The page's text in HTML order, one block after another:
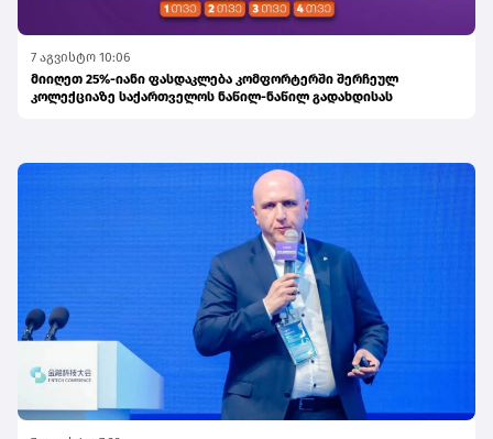
7 აგვისტო 10:06
მიიღეთ 25%-იანი ფასდაკლება კომფორტერში შერჩეულ
კოლექციაზე საქართველოს ნაწილ-ნაწილ გადახდისას